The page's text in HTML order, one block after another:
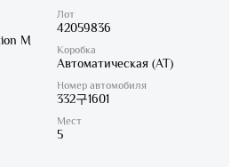
M
Лот
42059836
Коробка
Автоматическая (AT)
Номер автомобиля
332구1601
Мест
5